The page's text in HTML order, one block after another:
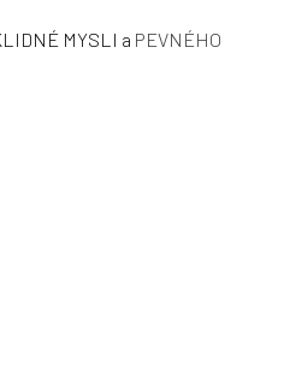
MYSLI a PEVNÉHO